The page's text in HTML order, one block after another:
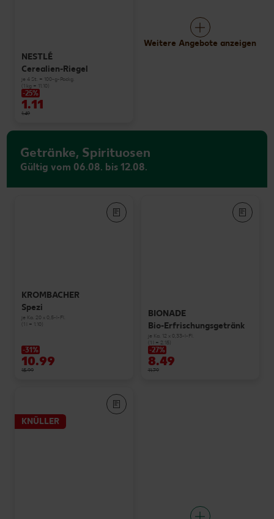
NESTLÉ
Cerealien-Riegel
je 4 St. = 100-g-Packg.
(1 kg = 11.10)
-25%
1.11
1.49
Weitere Angebote anzeigen
Getränke, Spirituosen
Gültig vom 06.08. bis 12.08.
KROMBACHER
Spezi
je Ka. 20 x 0,5-l-Fl.
(1 l = 1.10)
-31%
10.99
15.99
BIONADE
Bio-Erfrischungsgetränk
je Ka. 12 x 0,33-l-Fl.
(1 l = 2.15)
-27%
8.49
11.79
KNÜLLER